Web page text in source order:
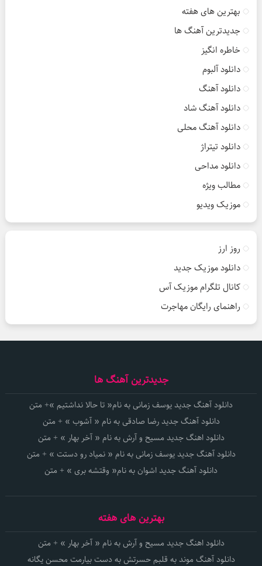
بهترین های هفته
جدیدترین آهنگ ها
خاطره انگیز
دانلود آلبوم
دانلود آهنگ
دانلود آهنگ شاد
دانلود آهنگ محلی
دانلود تیتراژ
دانلود مداحی
مطالب ویژه
موزیک ویدیو
روز ارز
دانلود موزیک جدید
کانال تلگرام موزیک آس
راهنمای رایگان مهاجرت
جدیدترین آهنگ ها
دانلود آهنگ جدید یوسف زمانی به نام« تا حالا نداشتیم »+ متن
دانلود آهنگ جدید رضا صادقی به نام « آشوب » + متن
دانلود اهنگ جدید مسیح و آرش به نام « آخر بهار » + متن
دانلود آهنگ جدید یوسف زمانی به نام « نمیاد رو دستت » + متن
دانلود آهنگ جدید اشوان به نام« وقتشه بری » + متن
بهترین های هفته
دانلود اهنگ جدید مسیح و آرش به نام « آخر بهار » + متن
دانلود آهنگ موند به قلبم حسرتش به دست بیارمت محسن یگانه